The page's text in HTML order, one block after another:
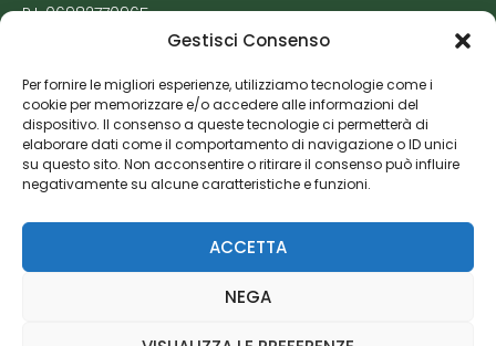
Gestisci Consenso
Per fornire le migliori esperienze, utilizziamo tecnologie come i
cookie per memorizzare e/o accedere alle informazioni del
dispositivo. Il consenso a queste tecnologie ci permetterà di
elaborare dati come il comportamento di navigazione o ID unici
su questo sito. Non acconsentire o ritirare il consenso può influire
negativamente su alcune caratteristiche e funzioni.
ACCETTA
NEGA
P.I. 06982770965
Cookie Policy
Risorse Aggiuntive